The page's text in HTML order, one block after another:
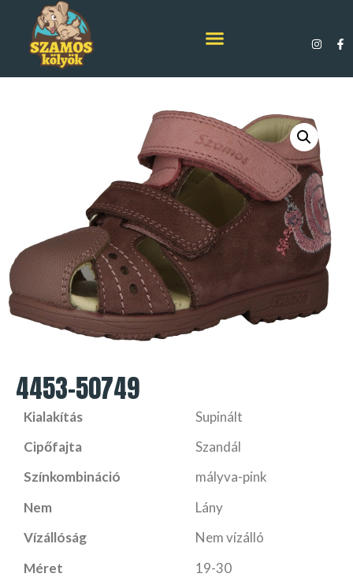
4453-50749
Kialakítás
Supinált
Cipőfajta
Szandál
Színkombináció
mályva-pink
Nem
Lány
Vízállóság
Nem vízálló
Méret
19-30